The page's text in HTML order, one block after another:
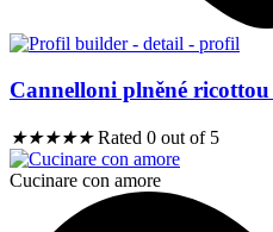
Cannelloni plněné
★★★★★ Rated 0 out of 5
Cucinare con amore